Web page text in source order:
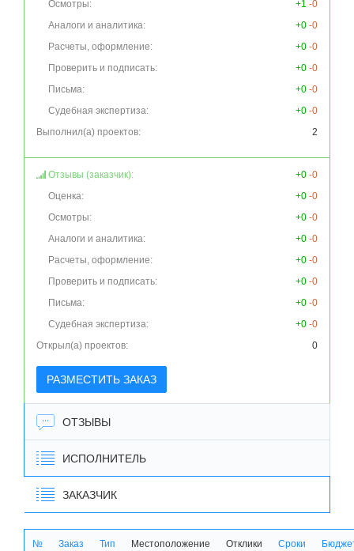
Осмотры:
+1 -0
Аналоги и аналитика:
+0 -0
Расчеты, оформление:
+0 -0
Проверить и подписать:
+0 -0
Письма:
+0 -0
Судебная экспертиза:
+0 -0
Выполнил(а) проектов:
2
Отзывы (заказчик): +0 -0
Оценка:
+0 -0
Осмотры:
+0 -0
Аналоги и аналитика:
+0 -0
Расчеты, оформление:
+0 -0
Проверить и подписать:
+0 -0
Письма:
+0 -0
Судебная экспертиза:
+0 -0
Открыл(а) проектов:
0
РАЗМЕСТИТЬ ЗАКАЗ
ОТЗЫВЫ
ИСПОЛНИТЕЛЬ
ЗАКАЗЧИК
№ Заказ Тип Местоположение Отклики Сроки